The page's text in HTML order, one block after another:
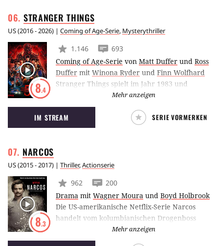
STRANGERTHINGS
US(2016 - 2026) | Coming of Age-Serie, Mysterythriller
8.4
1.146
693
Coming of Age-Serie von Matt Duffer und Ross
Duffer mit Winona Ryder und Finn Wolfhard
Stranger Things spielt im Jahr 1983 und
fungiert als Liebeserklärung an das
übernatürliche Coming-of-Age-Kino der
1980er Jahre. Die Geschichte dreht sich um
einen Jungen, der unter mysteriösen
stoßen dabei nicht nur auf ein geheimnisvolles
Regierungsgeheimnis.
Mehr anzeigen
IM STREAM SERIE VORMERKEN
NARCOS
US(2015 - 2017) | Thriller,Actionserie
8.3
962
200
Drama mit Wagner Moura und Boyd Holbrook
Die US-amerikanische Netflix-Serie Narcos
handelt vom kolumbianischen Drogenboss
Pablo Escobar (Wagner Moura). Darüber
hinaus spielt der US-amerikanische DEA-Agent
Mehr anzeigen